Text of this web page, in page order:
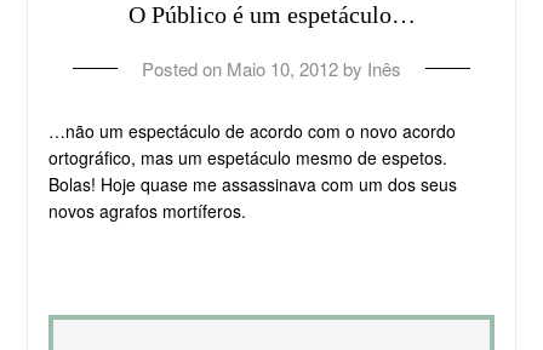
O Público é um espetáculo…
Posted on Maio 10, 2012 by Inês
…não um espectáculo de acordo com o novo acordo
ortográfico, mas um espetáculo mesmo de espetos.
Bolas! Hoje quase me assassinava com um dos seus
novos agrafos mortíferos.